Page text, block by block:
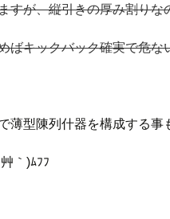
すが、縦引きの厚み割りな
ばキックバック確実で危な
薄型陳列什器を構成する事
｀)ﾑﾌﾌ